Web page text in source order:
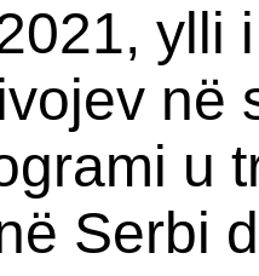
ylli
në
u
Serbi